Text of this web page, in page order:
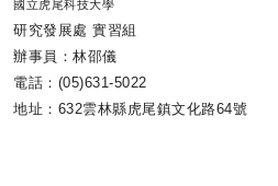
國立虎尾科技大學
研究發展處 實習組
辦事員：林邵儀
電話：(05)631-5022
地址：632雲林縣虎尾鎮文化路64號